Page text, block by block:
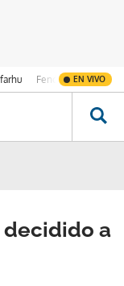
Fenómeno de El
EN VIVO
decidido a